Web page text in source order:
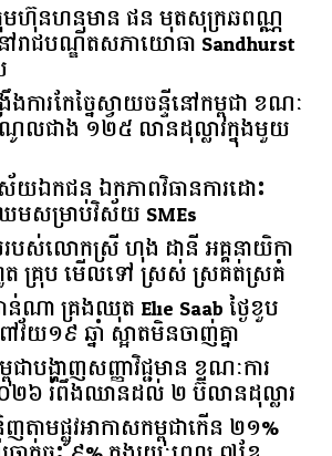
មហ៊ុនហនុមាន ផន មុតសុក្រឆពណ្ណ
ៅរាជបណ្ឌិតសភាយោធា Sandhurst
ការ​កែច្នៃ​ស្វាយចន្ទី​នៅ​កម្ពុជា​ ​ខណៈ​
ណូល​ជាង​ ​១២៥​ ​លាន​ដុល្លារ​ក្នុង​មួយ​
ស័យ​ឯកជន ​ឯកភាព​វិធានការ​ដោះ
ម​​សម្រាប់​វិស័យ​ ​SMEs​
ស់លោកស្រី ហុង ដានី អគ្គ​នាយិកា​
គ្រុប មើលទៅ ស្រស់ ស្រគត់ស្រគំ
ណា គ្រងឈុត Elie Saab ថ្ងៃខួប
១៩ ឆ្នាំ ស្អាតមិនចាញ់គ្នា
ជា​បង្ហាញ​សញ្ញា​វិជ្ជមាន​ ​ខណៈ​ការ​
០២៦​ ​រំពឹង​ឈានដល់​ ​២​ ​ប៊ីលាន​ដុល្លារ​
តាមផ្លូវអាកាសកម្ពុជាកើន ២១%